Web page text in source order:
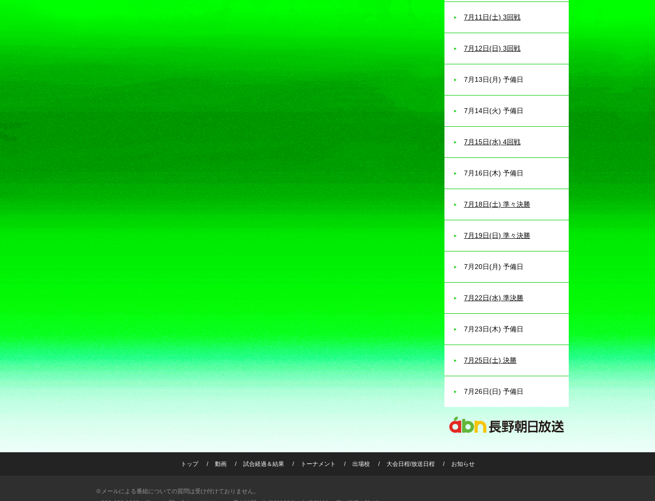
7月11日(土) 3回戦
7月12日(日) 3回戦
7月13日(月) 予備日
7月14日(火) 予備日
7月15日(水) 4回戦
7月16日(木) 予備日
7月18日(土) 準々決勝
7月19日(日) 準々決勝
7月20日(月) 予備日
7月22日(水) 準決勝
7月23日(木) 予備日
7月25日(土) 決勝
7月26日(日) 予備日
トップ 動画 試合経過＆結果 トーナメント 出場校 大会日程/放送日程 お知らせ
※メールによる番組についての質問は受け付けておりません。